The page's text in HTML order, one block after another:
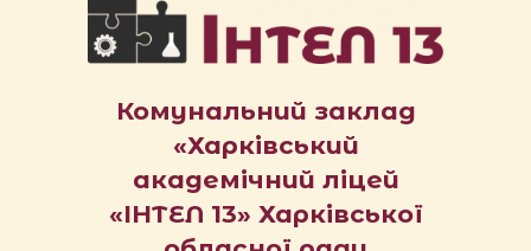
Комунальний заклад
«Харківський
академічний ліцей
«ІНТЕЛ 13» Харківської